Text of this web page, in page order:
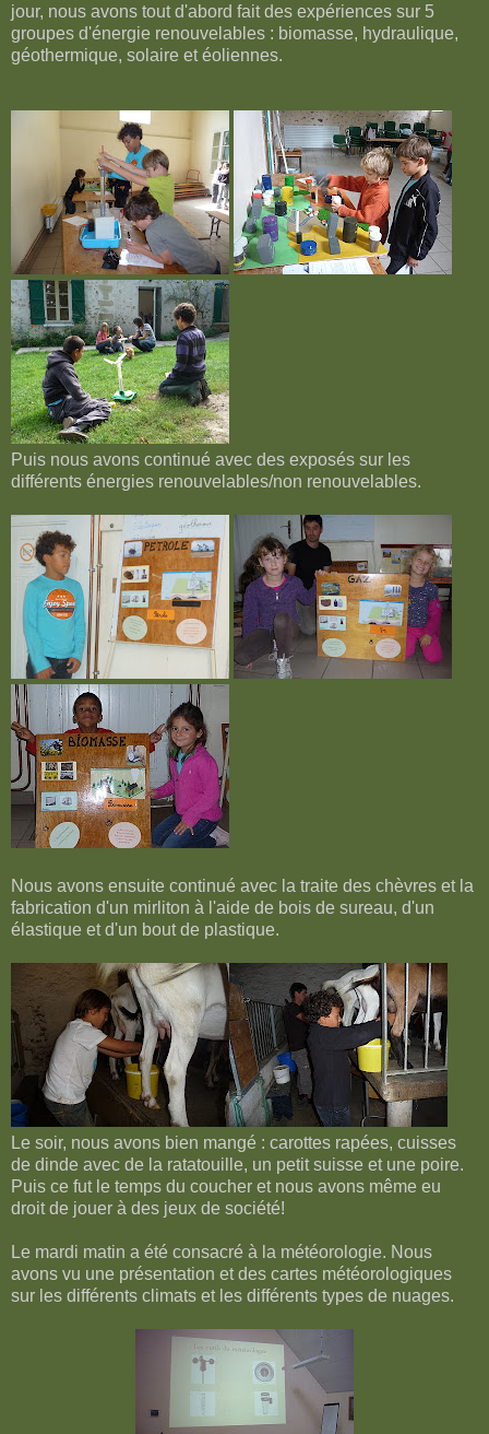
jour, nous avons tout d'abord fait des expériences sur 5
groupes d'énergie renouvelables : biomasse, hydraulique,
géothermique, solaire et éoliennes.
Puis nous avons continué avec des exposés sur les
différents énergies renouvelables/non renouvelables.
Nous avons ensuite continué avec la traite des chèvres et la
fabrication d'un mirliton à l'aide de bois de sureau, d'un
élastique et d'un bout de plastique.
Le soir, nous avons bien mangé : carottes rapées, cuisses
de dinde avec de la ratatouille, un petit suisse et une poire.
Puis ce fut le temps du coucher et nous avons même eu
droit de jouer à des jeux de société!
Le mardi matin a été consacré à la météorologie. Nous
avons vu une présentation et des cartes météorologiques
sur les différents climats et les différents types de nuages.